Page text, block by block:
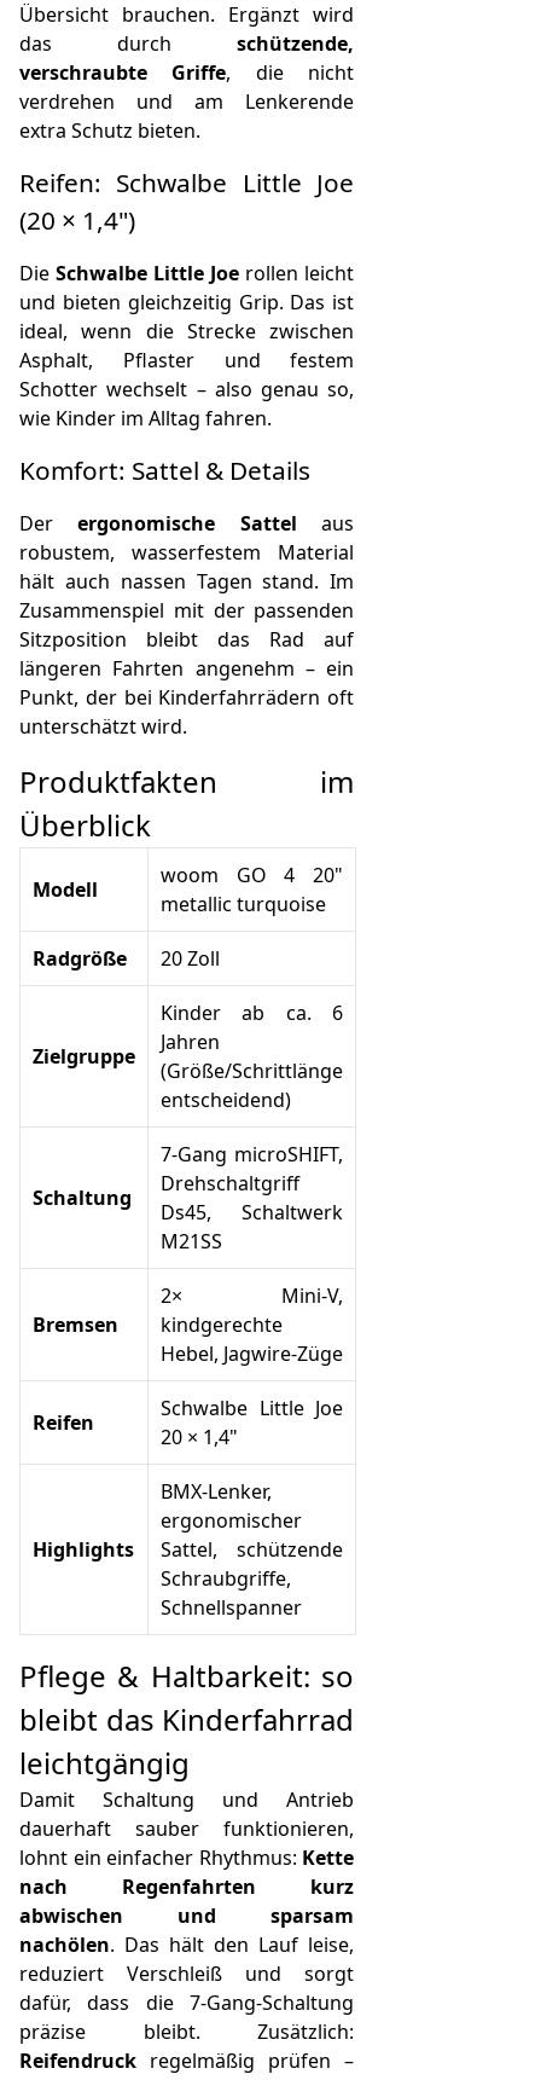
Übersicht brauchen. Ergänzt wird
das durchschützende,
verschraubte Griffe, die nicht
verdrehen und am Lenkerende
extra Schutz bieten.
Reifen: Schwalbe Little Joe
(20 × 1,4")
DieSchwalbe Little Joe rollen leicht
und bieten gleichzeitig Grip. Das ist
ideal, wenn die Strecke zwischen
Asphalt, Pflaster und festem
Schotter wechselt – also genau so,
wie Kinder im Alltag fahren.
Komfort: Sattel & Details
Derergonomische Sattel aus
robustem, wasserfestem Material
hält auch nassen Tagen stand. Im
Zusammenspiel mit der passenden
Sitzposition bleibt das Rad auf
längeren Fahrten angenehm – ein
Punkt, der bei Kinderfahrrädern oft
unterschätzt wird.
Produktfakten im
Überblick
Modell
woom GO 4 20"
metallic turquoise
Radgröße 20 Zoll
Zielgruppe
Kinder ab ca. 6
Jahren
(Größe/Schrittlänge
entscheidend)
Schaltung
7‑Gang microSHIFT,
Drehschaltgriff
Ds45, Schaltwerk
M21SS
Bremsen
2× Mini‑V,
kindgerechte
Hebel, Jagwire-Züge
Reifen
Schwalbe Little Joe
20 × 1,4"
Highlights
BMX-Lenker,
ergonomischer
Sattel, schützende
Schraubgriffe,
Schnellspanner
Pflege & Haltbarkeit: so
bleibt das Kinderfahrrad
leichtgängig
Damit Schaltung und Antrieb
dauerhaft sauber funktionieren,
lohnt ein einfacher Rhythmus: Kette
nach Regenfahrten kurz
abwischen und sparsam
nachölen. Das hält den Lauf leise,
reduziert Verschleiß und sorgt
dafür, dass die 7‑Gang-Schaltung
präzise bleibt. Zusätzlich:
Reifendruck regelmäßig prüfen –